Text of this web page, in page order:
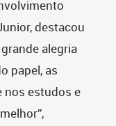
destacou
alegria
papel, as
nos estudos e